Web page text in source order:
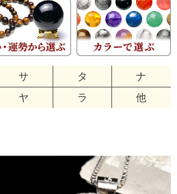
サ タ
ナ
ヤ ラ 他